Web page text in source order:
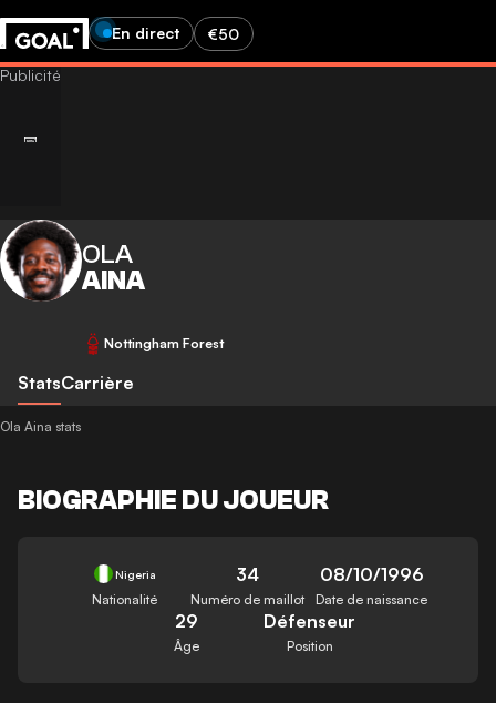
En direct €50
OLA
AINA
Nottingham Forest
StatsCarrière
Ola Aina stats
BIOGRAPHIE DU JOUEUR
Nigeria
Nationalité
34
Numéro de maillot
08/10/1996
Date de naissance
29
Âge
Défenseur
Position